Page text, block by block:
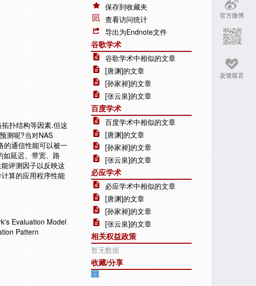
官方微博
反馈留言
扑结构等因素.但这
测呢?当对NAS
的通信性能可以被一
如延迟、带宽、路
评测因子以反映这
算的应用程序性能
Evaluation Model
Pattern
保存到收藏夹
查看访问统计
导出为Endnote文件
谷歌学术
谷歌学术中相似的文章
[唐渊]的文章
[孙家昶]的文章
[张云泉]的文章
百度学术
百度学术中相似的文章
[唐渊]的文章
[孙家昶]的文章
[张云泉]的文章
必应学术
必应学术中相似的文章
[唐渊]的文章
[孙家昶]的文章
[张云泉]的文章
相关权益政策
暂无数据
收藏/分享